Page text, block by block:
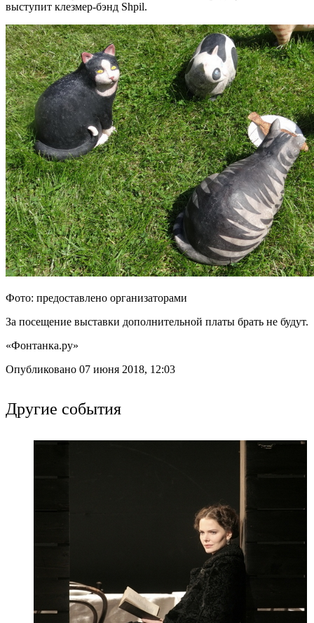
выступит клезмер-бэнд Shpil.
Фото: предоставлено организаторами
За посещение выставки дополнительной платы брать не будут.
«Фонтанка.ру»
Опубликовано 07 июня 2018, 12:03
Другие события